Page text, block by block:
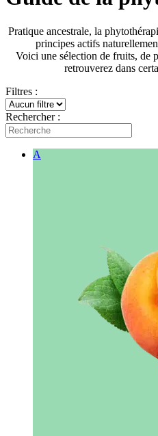
Pratique ancestrale, la
principes actifs
Voici une sélection de fruits, de
retrouverez dans
Filtres :
Rechercher :
A